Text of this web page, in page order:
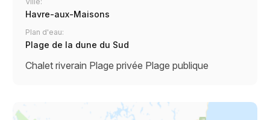
Havre-aux-Maisons
Plan d'eau:
Plage de la dune du Sud
Chalet riverain Plage privée Plage publique